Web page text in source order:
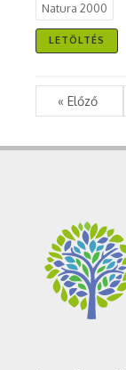
Natura 2000
LETÖLTÉS
« Előző